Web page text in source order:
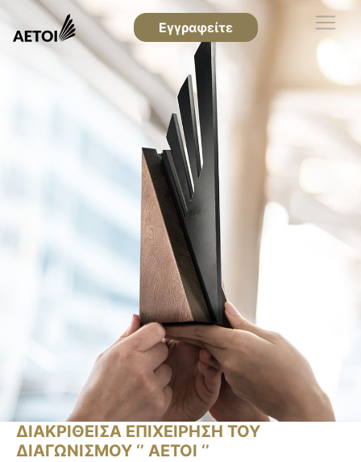
Εγγραφείτε
ΔΙΑΚΡΙΘΕΙΣΑ ΕΠΙΧΕΙΡΗΣΗ ΤΟΥ
ΔΙΑΓΩΝΙΣΜΟΥ ‘’ ΑΕΤΟΙ ‘’